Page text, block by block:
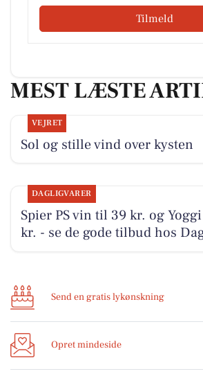
Tilmeld
MEST LÆSTE
VEJRET
Sol og stille vind over kysten
DAGLIGVARER
Spier PS vin til 39 kr. og
kr. - se de gode tilbud hos
Send en gratis lykønskning
Opret mindeside